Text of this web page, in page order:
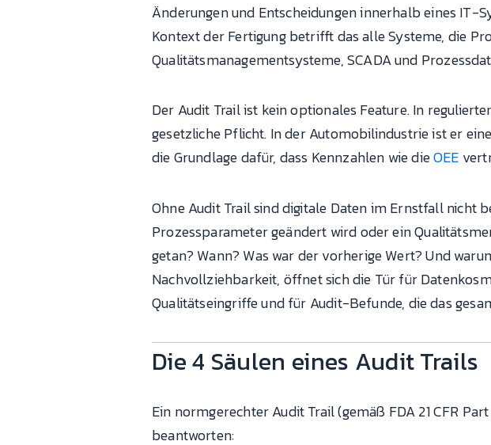
Änderungen und Entscheidungen innerhalb eines IT-
Kontext der Fertigung betrifft das alle Systeme, die
Qualitätsmanagementsysteme, SCADA und
Der Audit Trail ist kein optionales Feature. In
gesetzliche Pflicht. In der Automobilindustrie ist er
die Grundlage dafür, dass Kennzahlen wie dieOEE
Ohne Audit Trail sind digitale Daten im Ernstfall nicht
Prozessparameter geändert wird oder ein
getan? Wann? Was war der vorherige Wert? Und
Nachvollziehbarkeit, öffnet sich die Tür für
Qualitätseingriffe und für Audit-Befunde, die das
Die 4 Säulen eines Audit Trails
Ein normgerechter Audit Trail (gemäß FDA 21 CFR
beantworten: